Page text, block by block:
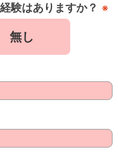
験はありますか？ ※
無し